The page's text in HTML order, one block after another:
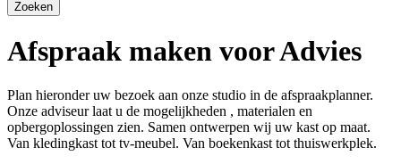
Zoeken
Afspraak maken voorAdvies
Plan hieronder uw bezoek aan onze studio in de afspraakplanner.
Onze adviseur laat u de mogelijkheden , materialen en
opbergoplossingen zien. Samen ontwerpen wij uw kast op maat.
Van kledingkast tot tv-meubel. Van boekenkast tot thuiswerkplek.